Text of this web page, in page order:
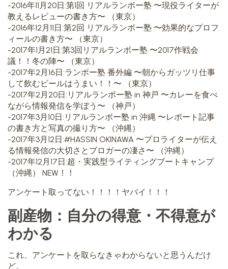
-2016年11月20日:第1回 リアルランボー塾 〜現役ライターが
教えるレビューの書き方〜 （東京）
-2016年12月11日:第2回 リアルランボー塾 〜効果的なプロフ
ィールの書き方〜 （東京）
-2017年1月21日:第3回リアルランボー塾 〜2017作戦会
議！！冬の陣〜 （東京）
-2017年2月16日:ランボー塾 番外編 〜朝からガッツリ仕事
して飲むビールはうまい！！〜 （東京）
-2017年2月20日:リアルランボー塾 in 神戸 〜カレーを食べ
ながら情報発信を学ぼう〜 （神戸）
-2017年3月10日:リアルランボー塾 in 沖縄 〜レポート記事
の書き方と写真の撮り方〜 （沖縄）
-2017年3月12日:#HASSIN OKINAWA 〜プロライターが伝え
る情報発信の大切さとブロガーの凄さ〜 （沖縄）
-2017年12月17日:超・実践型ライティングブートキャンプ
（沖縄） NEW！！
アンケート取ってない！！！！ヤバイ！！！
副産物：自分の得意・不得意が
わかる
これ、アンケートを取らなきゃわからないと思うんだけ
ど。